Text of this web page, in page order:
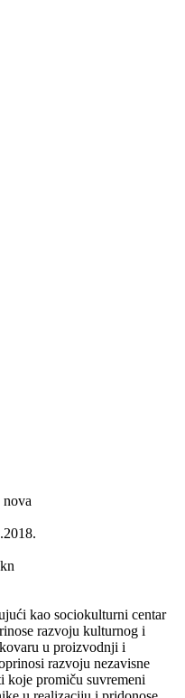
kao sociokulturni centar
razvoju kulturnog i
u proizvodnji i
razvoju nezavisne
koje promiču suvremeni